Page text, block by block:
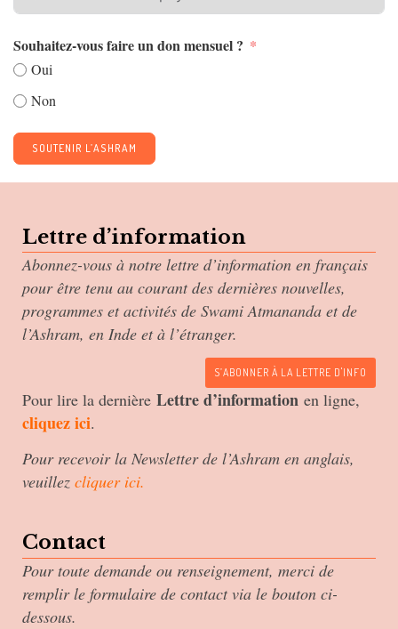
Souhaitez-vous faire un don mensuel ?
Oui
Non
SOUTENIR L’ASHRAM
Lettre d’information
Abonnez-vous à notre lettre d’information en français
pour être tenu au courant des dernières nouvelles,
programmes et activités de Swami Atmananda et de
l’Ashram, en Inde et à l’étranger.
S’ABONNER À LA LETTRE D'INFO
Pour lire la dernière Lettre d’information en ligne,
cliquez ici.
Pour recevoir la Newsletter de l’Ashram en anglais,
veuillez cliquer ici.
Contact
Pour toute demande ou renseignement, merci de
remplir le formulaire de contact via le bouton ci-
dessous.